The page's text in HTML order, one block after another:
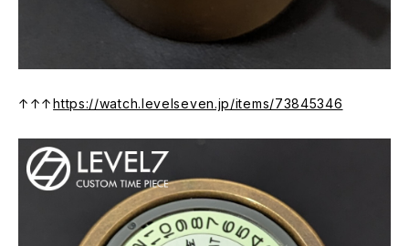
↑↑↑https://watch.levelseven.jp/items/73845346